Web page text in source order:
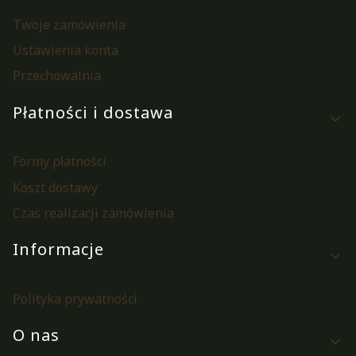
Twoje zamówienia
Ustawienia konta
Przechowalnia
Płatności i dostawa
Formy płatności
Koszt dostawy
Czas realizacji zamówienia
Informacje
Polityka prywatności
O nas